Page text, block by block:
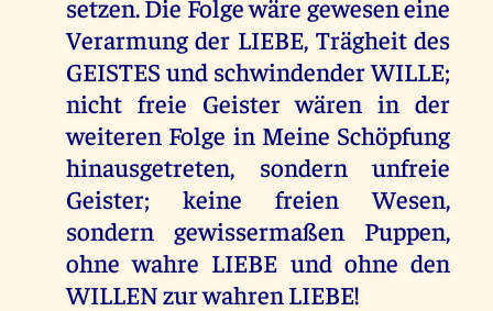
setzen. Die Folge wäre gewesen eine
Verarmung der LIEBE, Trägheit des
GEISTES und schwindender WILLE;
nicht freie Geister wären in der
weiteren Folge in Meine Schöpfung
hinausgetreten, sondern unfreie
Geister; keine freien Wesen,
sondern gewissermaßen Puppen,
ohne wahre LIEBE und ohne den
WILLEN zur wahren LIEBE!